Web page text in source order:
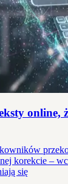
online,
korekcie –
się